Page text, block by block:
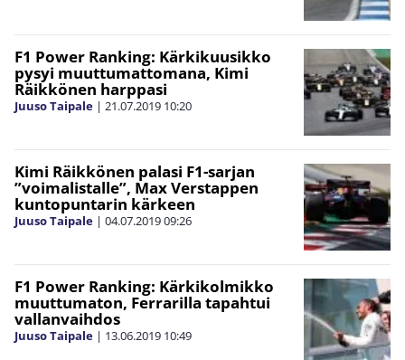
F1 Power Ranking: Kärkikuusikko
pysyi muuttumattomana, Kimi
Räikkönen harppasi
Juuso Taipale | 21.07.2019 10:20
Kimi Räikkönen palasi F1-sarjan
”voimalistalle”, Max Verstappen
kuntopuntarin kärkeen
Juuso Taipale | 04.07.201909:26
F1 Power Ranking: Kärkikolmikko
muuttumaton, Ferrarilla tapahtui
vallanvaihdos
Juuso Taipale | 13.06.2019 10:49